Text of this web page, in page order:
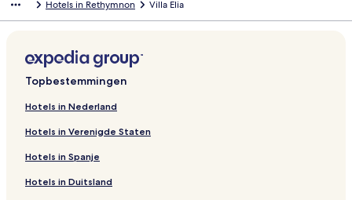
Hotels in Rethymnon Villa Elia
Topbestemmingen
Hotels in Nederland
Hotels in Verenigde Staten
Hotels in Spanje
Hotels in Duitsland